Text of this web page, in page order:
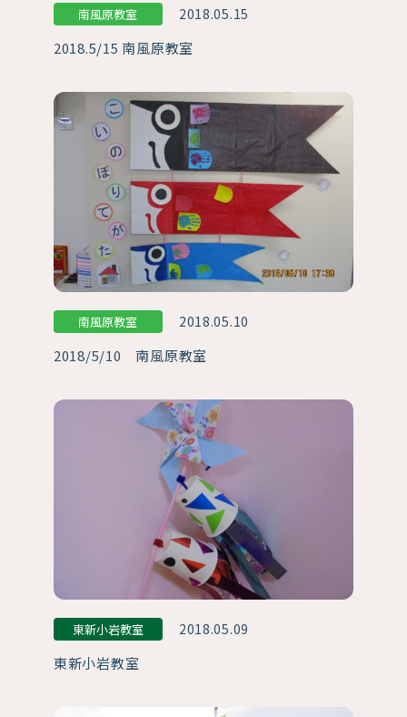
南風原教室 2018.05.15
2018.5/15 南風原教室
南風原教室 2018.05.10
2018/5/10 南風原教室
東新小岩教室 2018.05.09
東新小岩教室